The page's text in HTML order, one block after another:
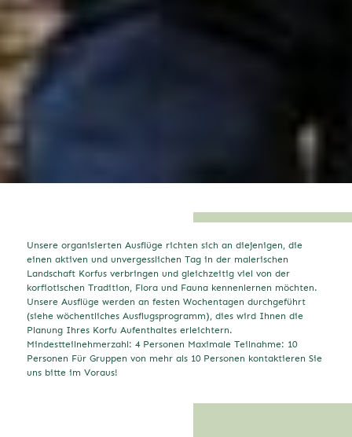
Unsere organisierten Ausflüge richten sich an diejenigen, die
einen aktiven und unvergesslichen Tag in der malerischen
Landschaft Korfus verbringen und gleichzeitig viel von der
korfiotischen Tradition, Flora und Fauna kennenlernen möchten.
Unsere Ausflüge werden an festen Wochentagen durchgeführt
(siehe wöchentliches Ausflugsprogramm), dies wird Ihnen die
Planung Ihres Korfu Aufenthaltes erleichtern.
Mindestteilnehmerzahl: 4 Personen Maximale Teilnahme: 10
Personen Für Gruppen von mehr als 10 Personen kontaktieren Sie
uns bitte im Voraus!